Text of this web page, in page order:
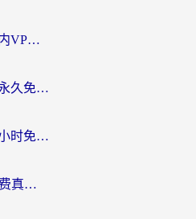
海外党必看：如何选对国内VPN，实现无缝访问国内资源？
海外党必看：加速器下载永久免费版真的存在吗？教你无缝访问国内资源的正确姿势
海外党自救指南：用一个小时免费加速器，轻松打破国内资源访问壁垒？
海外党必看：中国VPN免费真的靠谱吗？手把手教你选对回国加速器